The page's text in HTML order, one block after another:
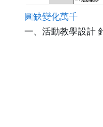
圓缺變化萬千
一、活動教學設計